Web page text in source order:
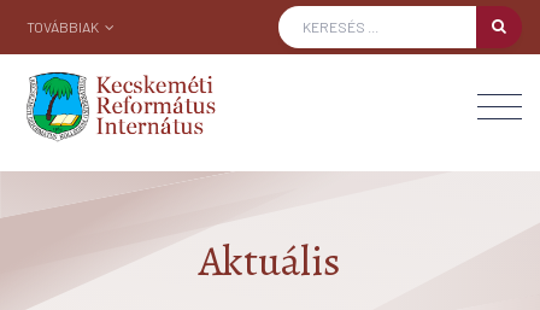
TOVÁBBIAK
Aktuális